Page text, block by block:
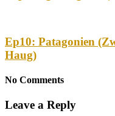
Ep10: Patagonien
Haug)
No Comments
Leave a Reply